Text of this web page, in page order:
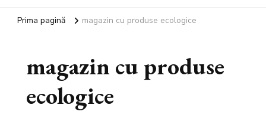
Prima pagină magazin cu produse ecologice
magazin cu produse
ecologice